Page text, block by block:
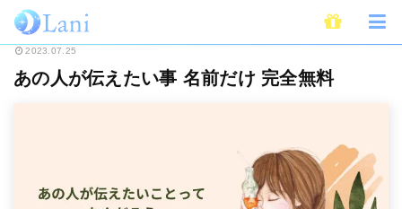
ホーム 無料占い
2023.07.25
あの人が伝えたい事 名前だけ 完全無料